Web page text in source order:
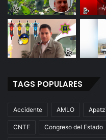
TAGS POPULARES
Accidente AMLO
CNTE Congreso del Estado